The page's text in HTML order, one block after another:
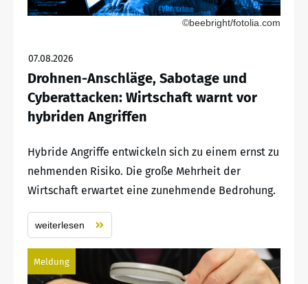
©beebright/fotolia.com
07.08.2026
Drohnen-Anschläge, Sabotage und
Cyberattacken: Wirtschaft warnt vor
hybriden Angriffen
Hybride Angriffe entwickeln sich zu einem ernst zu
nehmenden Risiko. Die große Mehrheit der
Wirtschaft erwartet eine zunehmende Bedrohung.
weiterlesen
Meldung